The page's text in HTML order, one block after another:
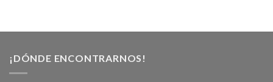
¡DÓNDE ENCONTRARNOS!